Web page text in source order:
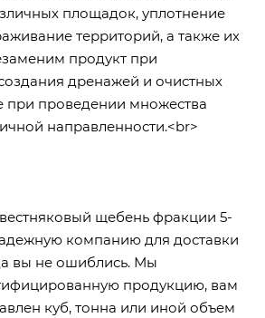
площадок, уплотнение
территорий, а также их
продукт при
дренажей и очистных
при проведении множества
направленности.<br>
щебень фракции 5-
компанию для доставки
вы не ошиблись. Мы
продукцию, вам
куб, тонна или иной объем